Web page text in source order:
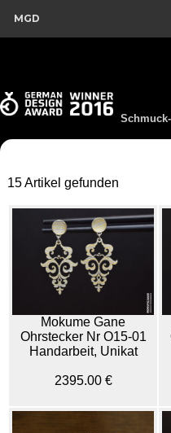
MGD
15 Artikel gefunden
Mokume Gane
Ohrstecker Nr O15-01
Handarbeit, Unikat
2395.00 €